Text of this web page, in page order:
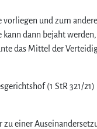
und zum
dann bejaht
das Mittel der
(1 StR 321/
einer